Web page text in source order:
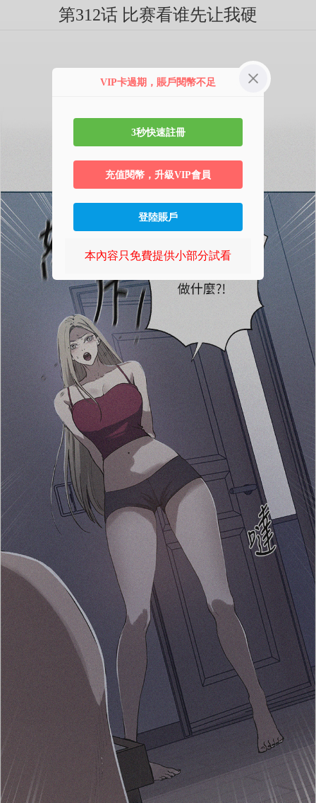
第312话 比赛看谁先让我硬
VIP卡過期，賬戶閱幣不足
3秒快速註冊
充值閱幣，升級VIP會員
登陸賬戶
本內容只免費提供小部分試看